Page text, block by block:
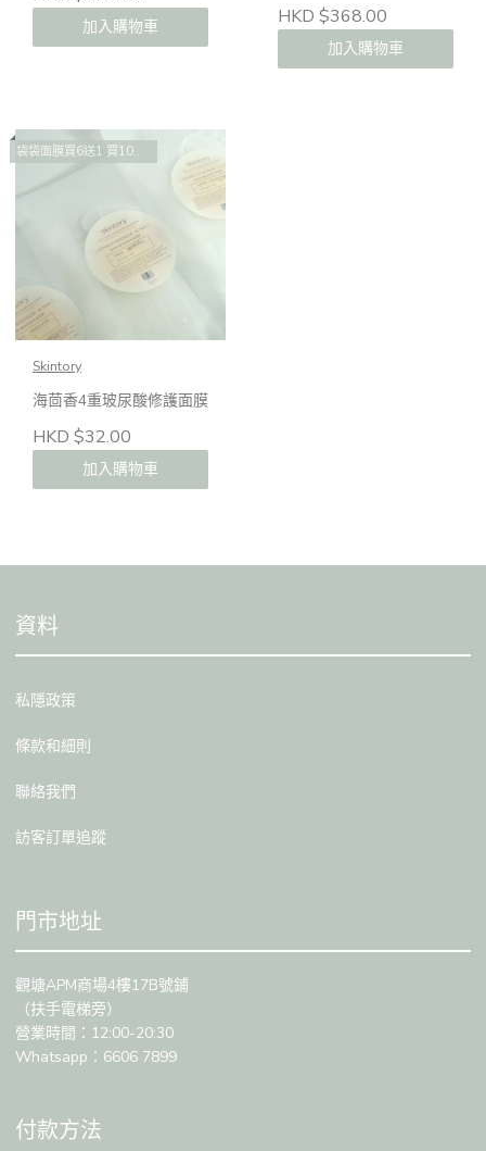
加入購物車 HKD $368.00
加入購物車
袋袋面膜買6送1 買10送2 買14送4
Skintory
海茴香4重玻尿酸修護面膜
HKD $32.00
加入購物車
資料
私隱政策
條款和細則
聯絡我們
訪客訂單追蹤
門市地址
觀塘APM商場4樓17B號鋪
（扶手電梯旁）
營業時間：12:00-20:30
Whatsapp：6606 7899
付款方法